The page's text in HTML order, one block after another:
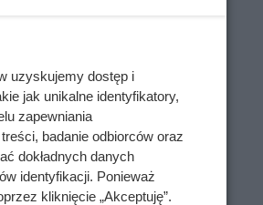
uzyskujemy dostęp i
jak unikalne identyfikatory,
zapewniania
badanie odbiorców oraz
dokładnych danych
identyfikacji. Ponieważ
kliknięcie „Akceptuję”.